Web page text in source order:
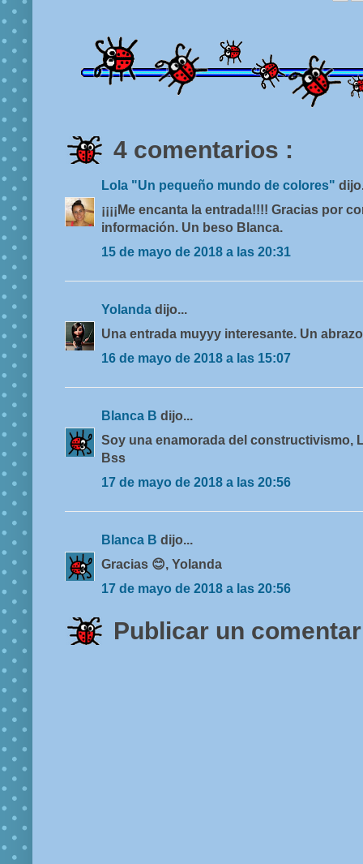
4 comentarios :
Lola "Un pequeño mundo de colores"
¡¡¡¡Me encanta la entrada!!!! Gracias por
información. Un beso Blanca.
15 de mayo de 2018 a las 20:31
Yolanda dijo...
Una entrada muyyy interesante. Un
16 de mayo de 2018 a las 15:07
Blanca B dijo...
Soy una enamorada del constructivismo,
Bss
17 de mayo de 2018 a las 20:56
Blanca B dijo...
Gracias 😊, Yolanda
17 de mayo de 2018 a las 20:56
Publicar un